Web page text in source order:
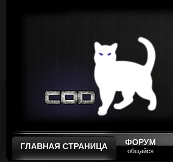
ГЛАВНАЯ СТРАНИЦА ФОРУМ
общайся